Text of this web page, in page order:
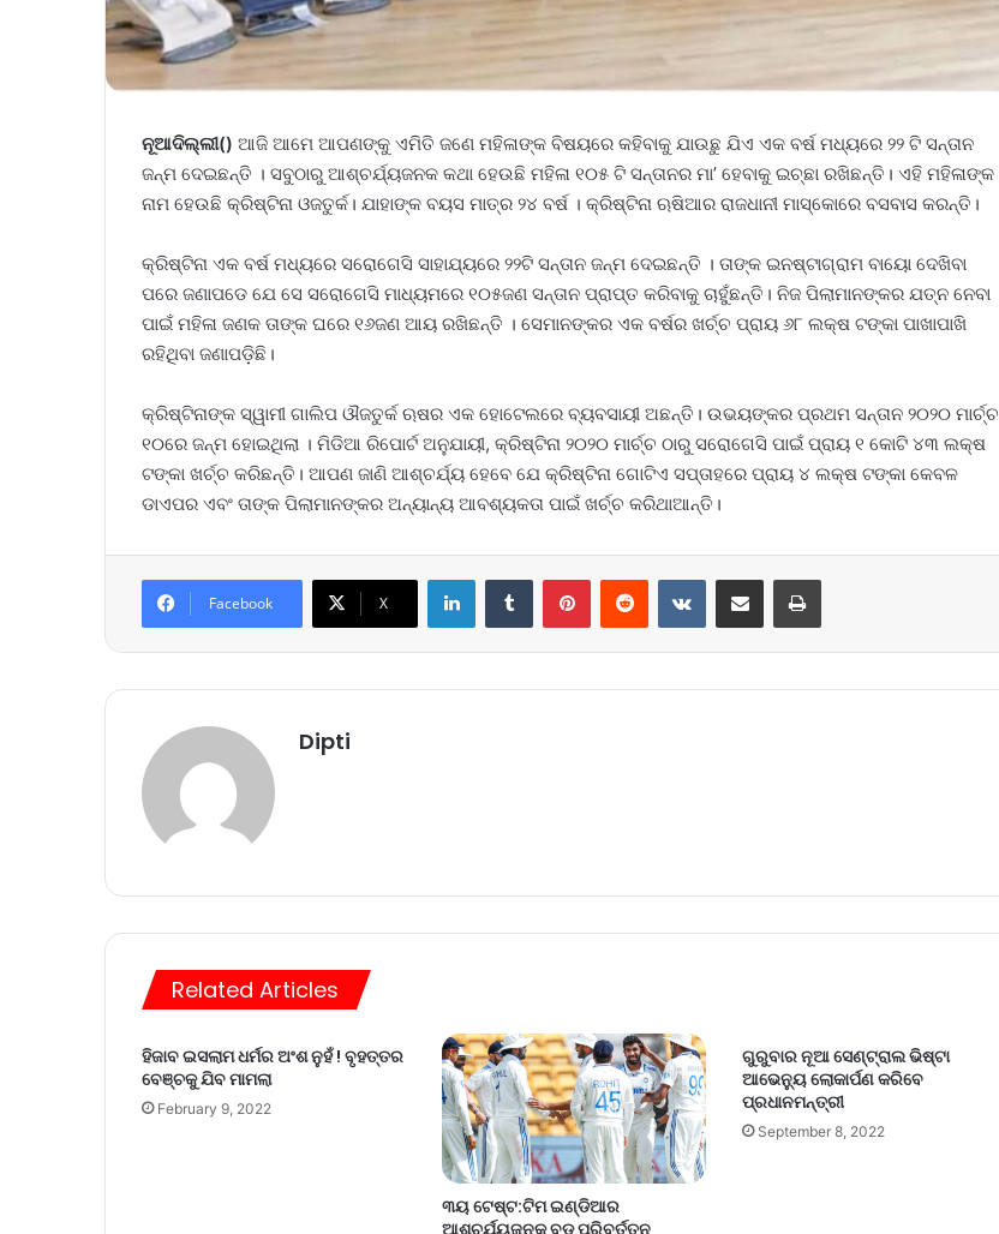
ନୂଆଦିଲ୍ଲୀ() ଆଜି ଆମେ ଆପଣଙ୍କୁ ଏମିତି ଜଣେ ମହିଳାଙ୍କ ବିଷୟରେ କହିବାକୁ ଯାଉଛୁ ଯିଏ ଏକ ବର୍ଷ ମଧ୍ୟରେ ୨୨ ଟି ସନ୍ତାନ
ଜନ୍ମ ଦେଇଛନ୍ତି । ସବୁଠାରୁ ଆଶ୍ଚର୍ଯ୍ୟଜନକ କଥା ହେଉଛି ମହିଳା ୧୦୫ ଟି ସନ୍ତାନର ମା’ ହେବାକୁ ଇଚ୍ଛା ରଖିଛନ୍ତି। ଏହି ମହିଳାଙ୍କ
ନାମ ହେଉଛି କ୍ରିଷ୍ଟିନା ଓଜତୁର୍କ। ଯାହାଙ୍କ ବୟସ ମାତ୍ର ୨୪ ବର୍ଷ । କ୍ରିଷ୍ଟିନା ଋଷିଆର ରାଜଧାନୀ ମାସ୍କୋରେ ବସବାସ କରନ୍ତି।
କ୍ରିଷ୍ଟିନା ଏକ ବର୍ଷ ମଧ୍ୟରେ ସରୋଗେସି ସାହାଯ୍ୟରେ ୨୨ଟି ସନ୍ତାନ ଜନ୍ମ ଦେଇଛନ୍ତି । ତାଙ୍କ ଇନଷ୍ଟାଗ୍ରାମ ବାୟୋ ଦେଖିବା
ପରେ ଜଣାପଡେ ଯେ ସେ ସରୋଗେସି ମାଧ୍ୟମରେ ୧୦୫ଜଣ ସନ୍ତାନ ପ୍ରାପ୍ତ କରିବାକୁ ଚାହୁଁଛନ୍ତି। ନିଜ ପିଲାମାନଙ୍କର ଯତ୍ନ ନେବା
ପାଇଁ ମହିଳା ଜଣକ ତାଙ୍କ ଘରେ ୧୬ଜଣ ଆୟ ରଖିଛନ୍ତି । ସେମାନଙ୍କର ଏକ ବର୍ଷର ଖର୍ଚ୍ଚ ପ୍ରାୟ ୬୮ ଲକ୍ଷ ଟଙ୍କା ପାଖାପାଖି
ରହିଥିବା ଜଣାପଡ଼ିଛି।
କ୍ରିଷ୍ଟିନାଙ୍କ ସ୍ୱାମୀ ଗାଲିପ ଔଜତୁର୍କ ଋଷର ଏକ ହୋଟେଲରେ ବ୍ୟବସାୟୀ ଅଛନ୍ତି। ଉଭୟଙ୍କର ପ୍ରଥମ ସନ୍ତାନ ୨୦୨୦ ମାର୍ଚ୍ଚ
୧୦ରେ ଜନ୍ମ ହୋଇଥିଲା । ମିଡିଆ ରିପୋର୍ଟ ଅନୁଯାୟୀ, କ୍ରିଷ୍ଟିନା ୨୦୨୦ ମାର୍ଚ୍ଚ ଠାରୁ ସରୋଗେସି ପାଇଁ ପ୍ରାୟ ୧ କୋଟି ୪୩ ଲକ୍ଷ
ଟଙ୍କା ଖର୍ଚ୍ଚ କରିଛନ୍ତି। ଆପଣ ଜାଣି ଆଶ୍ଚର୍ଯ୍ୟ ହେବେ ଯେ କ୍ରିଷ୍ଟିନା ଗୋଟିଏ ସପ୍ତାହରେ ପ୍ରାୟ ୪ ଲକ୍ଷ ଟଙ୍କା କେବଳ
ଡାଏପର ଏବଂ ତାଙ୍କ ପିଲାମାନଙ୍କର ଅନ୍ୟାନ୍ୟ ଆବଶ୍ୟକତା ପାଇଁ ଖର୍ଚ୍ଚ କରିଥାଆନ୍ତି।
Facebook X
Dipti
Related Articles
ହିଜାବ ଇସଲାମ ଧର୍ମର ଅଂଶ ନୁହଁ ! ବୃହତ୍ତର
ବେଞ୍ଚକୁ ଯିବ ମାମଲା
February 9, 2022
୩ୟ ଟେଷ୍ଟ:ଟିମ ଇଣ୍ଡିଆର
ଆଶ୍ଚର୍ଯ୍ୟଜନକ ବଡ ପରିବର୍ତ୍ତନ
ଗୁରୁବାର ନୂଆ ସେଣ୍ଟ୍ରାଲ ଭିଷ୍ଟା
ଆଭେନ୍ୟୁ ଲୋକାର୍ପଣ କରିବେ
ପ୍ରଧାନମନ୍ତ୍ରୀ
September 8, 2022